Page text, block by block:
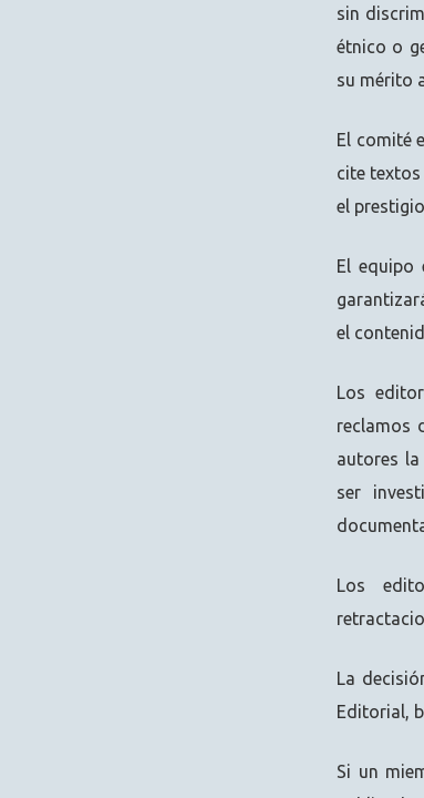
sin
étnico o
su mérito
El comité
cite
el
El equipo
el
Los
reclamos
autores
ser
Los
La
Editorial,
Si un